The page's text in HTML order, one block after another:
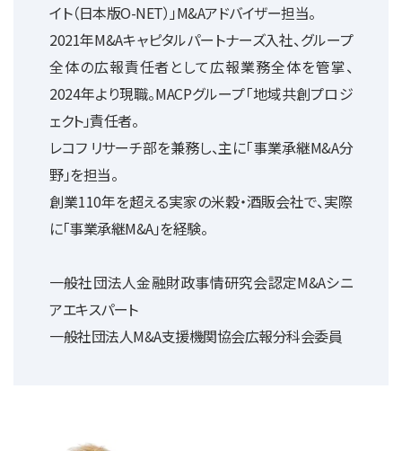
イト（日本版O-NET）」M&Aアドバイザー担当。
2021年M&Aキャピタルパートナーズ入社、グループ
全体の広報責任者として広報業務全体を管掌、
2024年より現職。MACPグループ「地域共創プロジ
ェクト」責任者。
レコフ リサーチ部を兼務し、主に「事業承継M&A分
野」を担当。
創業110年を超える実家の米穀・酒販会社で、実際
に「事業承継M&A」を経験。
一般社団法人金融財政事情研究会認定M&Aシニ
アエキスパート
一般社団法人M&A支援機関協会広報分科会委員